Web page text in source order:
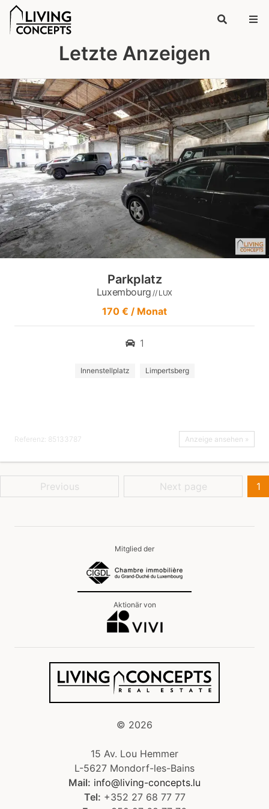
Letzte Anzeigen
Parkplatz
Luxembourg // LUX
170 € / Monat
1
Innenstellplatz Limpertsberg
Referenz: 85133787 Anzeige ansehen »
Previous Next page 1
Mitglied der
Aktionär von
© 2026
15 Av. Lou Hemmer
L-5627 Mondorf-les-Bains
Mail: info@living-concepts.lu
Tel: +352 27 68 77 77